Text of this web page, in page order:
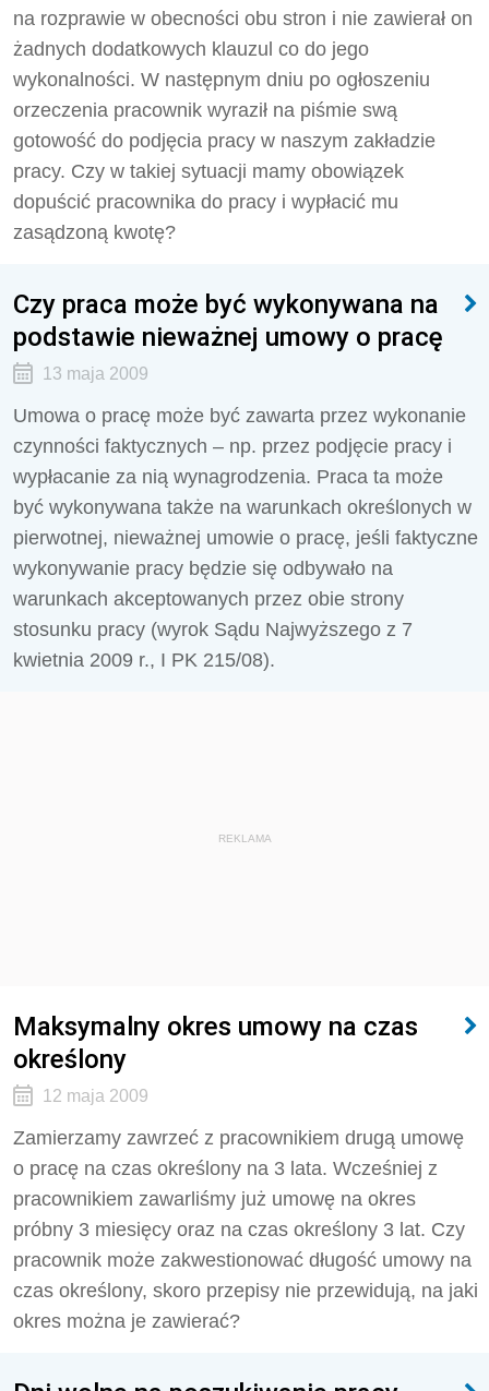
na rozprawie w obecności obu stron i nie zawierał on
żadnych dodatkowych klauzul co do jego
wykonalności. W następnym dniu po ogłoszeniu
orzeczenia pracownik wyraził na piśmie swą
gotowość do podjęcia pracy w naszym zakładzie
pracy. Czy w takiej sytuacji mamy obowiązek
dopuścić pracownika do pracy i wypłacić mu
zasądzoną kwotę?
Czy praca może być wykonywana na
podstawie nieważnej umowy o pracę
13 maja 2009
Umowa o pracę może być zawarta przez wykonanie
czynności faktycznych – np. przez podjęcie pracy i
wypłacanie za nią wynagrodzenia. Praca ta może
być wykonywana także na warunkach określonych w
pierwotnej, nieważnej umowie o pracę, jeśli faktyczne
wykonywanie pracy będzie się odbywało na
warunkach akceptowanych przez obie strony
stosunku pracy (wyrok Sądu Najwyższego z 7
kwietnia 2009 r., I PK 215/08).
REKLAMA
Maksymalny okres umowy na czas
określony
12 maja 2009
Zamierzamy zawrzeć z pracownikiem drugą umowę
o pracę na czas określony na 3 lata. Wcześniej z
pracownikiem zawarliśmy już umowę na okres
próbny 3 miesięcy oraz na czas określony 3 lat. Czy
pracownik może zakwestionować długość umowy na
czas określony, skoro przepisy nie przewidują, na jaki
okres można je zawierać?